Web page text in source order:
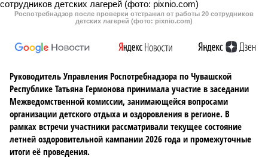
Роспотребнадзор после проверки отстранил от работы 20 сотрудников
детских лагерей (фото: pixnio.com)
Руководитель Управления Роспотребнадзора по Чувашской
Республике Татьяна Гермонова принимала участие в заседании
Межведомственной комиссии, занимающейся вопросами
организации детского отдыха и оздоровления в регионе. В
рамках встречи участники рассматривали текущее состояние
летней оздоровительной кампании 2026 года и промежуточные
итоги её проведения.